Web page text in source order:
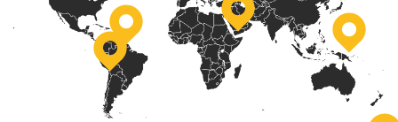
Stříbro,
République
tchèque
Monterrey,
Mexique
Grand
Rapids,
États-
Unis
Jinan,
Chine